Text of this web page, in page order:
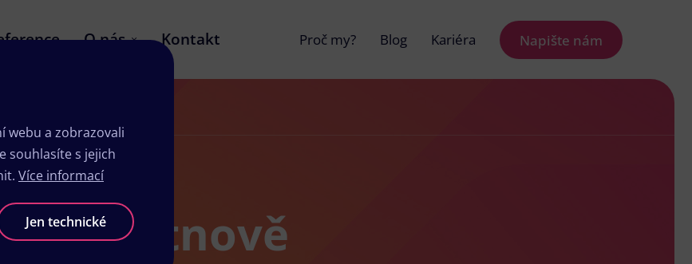
O nás Kontakt Proč my? Blog Kariéra Napište nám
v Trutnově
webu a zobrazovali
souhlasíte s jejich
Více informací
Jen technické